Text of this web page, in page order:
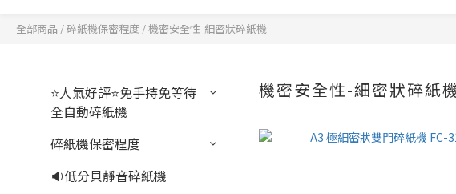
全部商品 /碎紙機保密程度 /機密安全性-細密狀碎紙機
⭐人氣好評⭐免手持免等待
全自動碎紙機
碎紙機保密程度
🔉低分貝靜音碎紙機
機密安全性-細密狀碎紙